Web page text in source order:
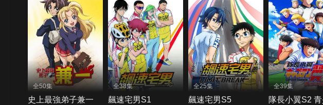
全50集
史上最強弟子兼一
全38集
飆速宅男S1
全25集
飆速宅男S5
全39集
隊長小翼S2